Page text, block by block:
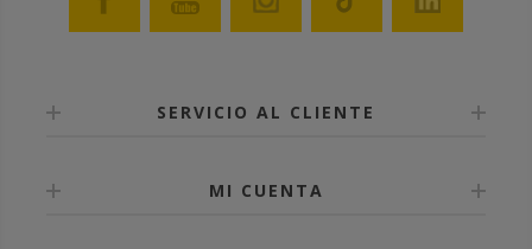
SERVICIO AL CLIENTE
MI CUENTA